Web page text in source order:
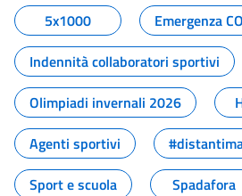
5x1000
Emergenza
Indennità collaboratori sportivi
Olimpiadi invernali 2026
Agenti sportivi
Sport e scuola
Spadafora